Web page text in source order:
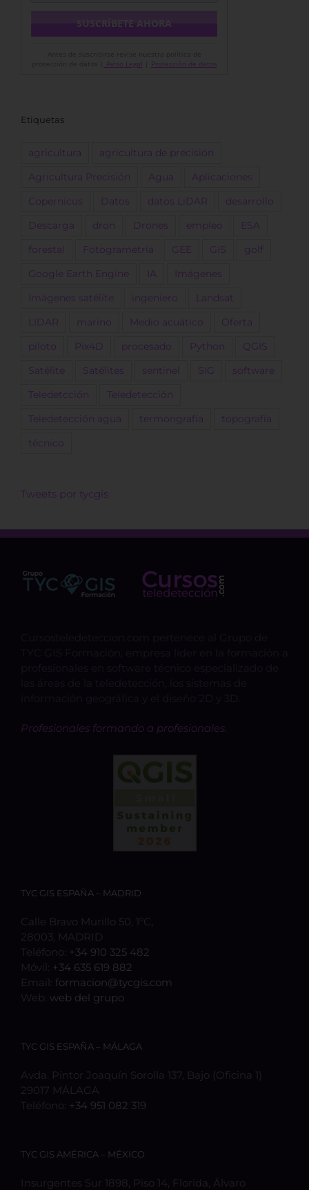
Aviso Legal Protección de datos
Etiquetas
agricultura agricultura de precisión
Agricultura Precisión Agua Aplicaciones
Copernicus Datos datos LiDAR desarrollo
Descarga dron Drones empleo ESA
forestal Fotogrametría GEE GIS golf
Google Earth Engine IA Imágenes
Imágenes satélite ingeniero Landsat
LIDAR marino Medio acuático Oferta
piloto Pix4D procesado Python QGIS
Satélite Satélites sentinel SIG software
Teledetcción Teledetección
Teledetección agua termongrafía topografía
técnico
Tweets por tycgis
Profesionales formando a profesionales.
TYC GIS ESPAÑA – MADRID
Calle Bravo Murillo 50, 1ºC,
28003, MADRID
Teléfono: +34 910 325 482
Móvil: +34 635 619 882
Email: formacion@tycgis.com
Web: web del grupo
TYC GIS ESPAÑA – MÁLAGA
Avda. Pintor Joaquín Sorolla 137, Bajo (Oficina 1)
29017 MÁLAGA
Teléfono: +34 951 082 319
TYC GIS AMÉRICA – MÉXICO
Insurgentes Sur 1898, Piso 14, Florida, Álvaro